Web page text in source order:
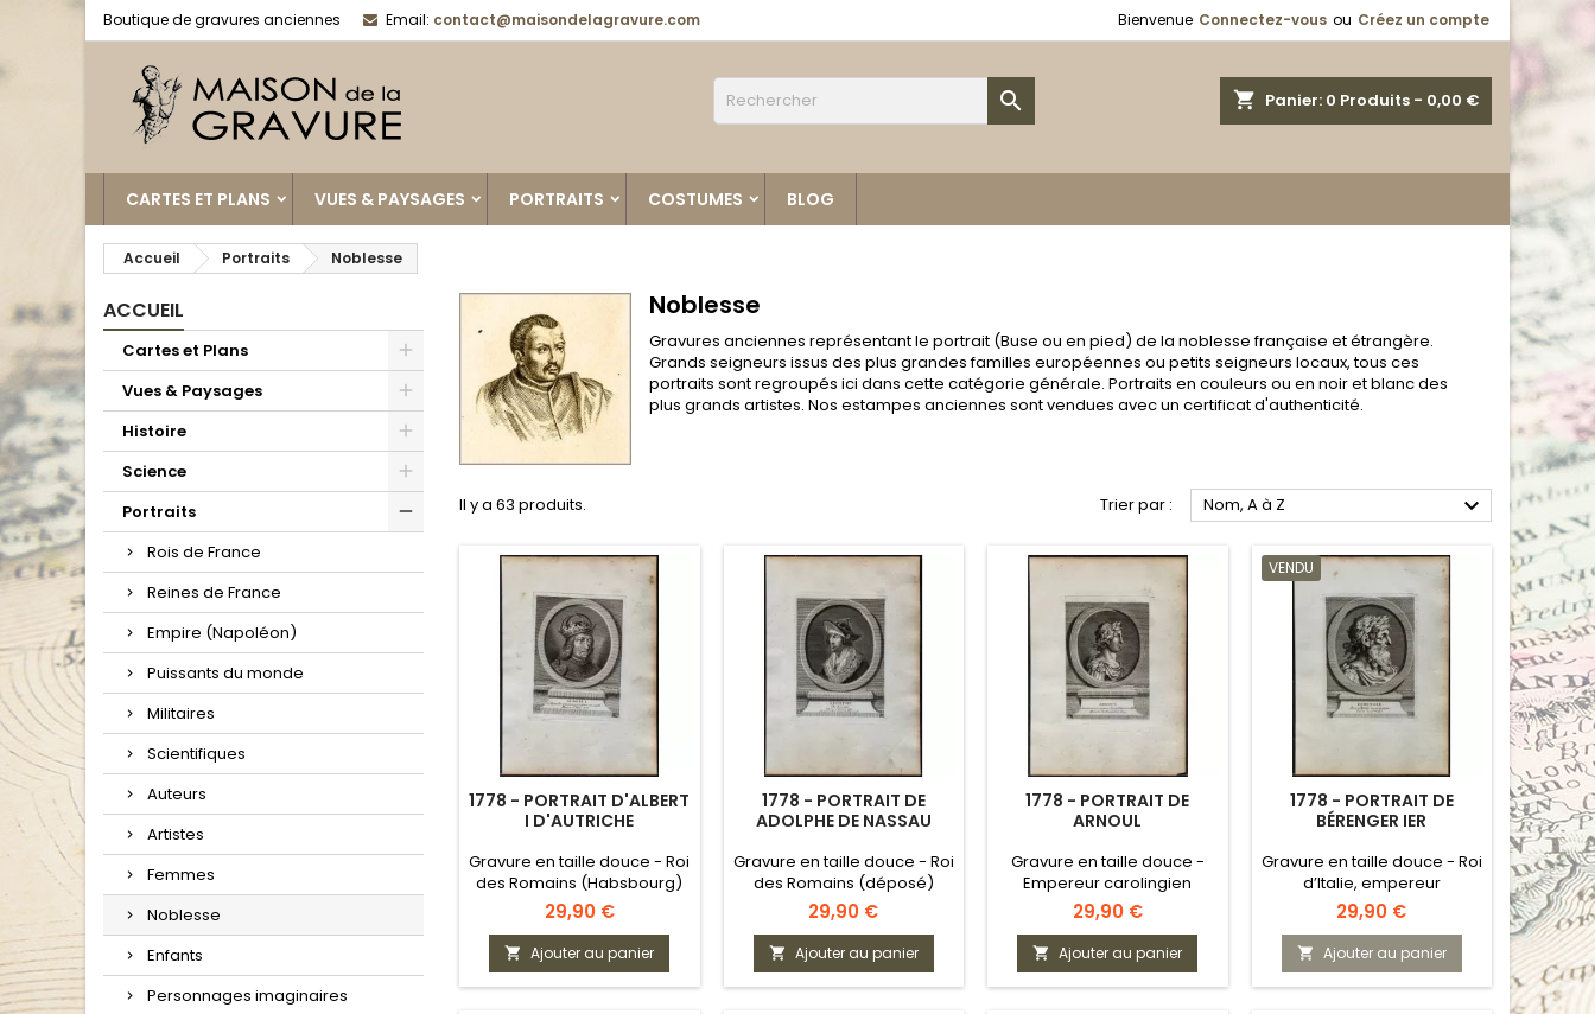
Boutique de gravures anciennes Email: contact@maisondelagravure.com Bienvenue Connectez-vous ou Créez un compte
shopping_cart Panier: 0 Produits - 0,00 €

CARTES ET PLANS VUES & PAYSAGES PORTRAITS COSTUMES BLOG
Accueil Portraits Noblesse
ACCUEIL
Cartes et Plans
Vues & Paysages
Histoire
Science
Portraits
Rois de France
Reines de France
Empire (Napoléon)
Puissants du monde
Militaires
Scientifiques
Auteurs
Artistes
Femmes
Noblesse
Enfants
Personnages imaginaires
Noblesse
Gravures anciennes représentant le portrait (Buse ou en pied) de la noblesse française et étrangère.
Grands seigneurs issus des plus grandes familles européennes ou petits seigneurs locaux, tous ces
portraits sont regroupés ici dans cette catégorie générale. Portraits en couleurs ou en noir et blanc des
plus grands artistes. Nos estampes anciennes sont vendues avec un certificat d'authenticité.
Il y a 63 produits. Trier par : Nom, A à Z 
1778 - PORTRAIT D'ALBERT
I D'AUTRICHE
Gravure en taille douce - Roi
des Romains (Habsbourg)
Prix
29,90 €
 Ajouter au panier
1778 - PORTRAIT DE
ADOLPHE DE NASSAU
Gravure en taille douce - Roi
des Romains (déposé)
Prix
29,90 €
 Ajouter au panier
1778 - PORTRAIT DE
ARNOUL
Gravure en taille douce -
Empereur carolingien
Prix
29,90 €
 Ajouter au panier
VENDU
1778 - PORTRAIT DE
BÉRENGER IER
Gravure en taille douce - Roi
d’Italie, empereur
Prix
29,90 €
 Ajouter au panier